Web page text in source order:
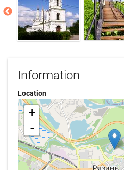
Information
Location
+
-